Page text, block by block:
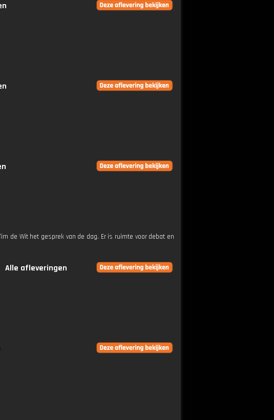
de Wit het gesprek van de dag. Er is ruimte voor debat en
Alle afleveringen